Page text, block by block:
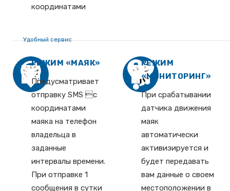
координатами
Удобный сервис
РЕЖИМ «МАЯК»
Предусматривает
отправку SMS с
координатами
маяка на телефон
владельца в
заданные
интервалы времени.
При отправке 1
сообщения в сутки
РЕЖИМ
«МОНИТОРИНГ»
При срабатывании
датчика движения
маяк
автоматически
активизируется и
будет передавать
вам данные о своем
местоположении в